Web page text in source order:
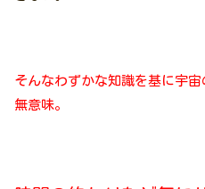
そんなわずかな知識を基に宇
無意味。